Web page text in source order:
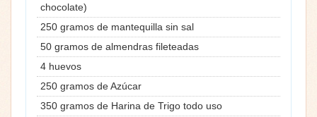
chocolate)
250 gramos de mantequilla sin sal
50 gramos de almendras fileteadas
4 huevos
250 gramos de Azúcar
350 gramos de Harina de Trigo todo uso